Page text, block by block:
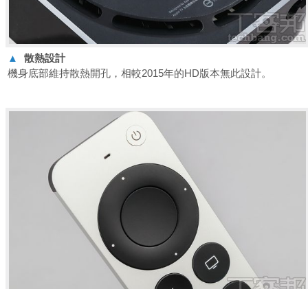
▲
散熱設計
機身底部維持散熱開孔，相較2015年的HD版本無此設計。